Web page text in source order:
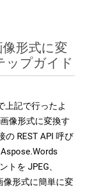
形式に変
ップガイド
上記で行ったよ
像形式に変換す
の REST API 呼び
トを JPEG、
像形式に簡単に変